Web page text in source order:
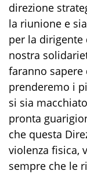
direzione
la riunione e
per la dirigente
nostra
faranno sapere
prenderemo i
si sia
pronta
che questa
violenza fisica,
sempre che le